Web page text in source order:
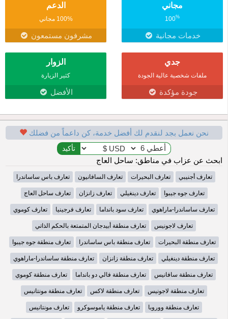
مجاني
100%
خدمات مجانية
الدعم
100% مجاني
مشرفون مستمعون
جدي
ملفات شخصية عالية الجودة
جودة مؤكدة
الزوار
كثير الزيارة
الأفضل
نحن نعمل بجد لنقدم لك أفضل خدمة، كن داعماً من فضلك
ابحث عن عزاب في مناطق: ساحل العاج
تعارف أجنيبي تعارف البحيرات تعارف السافانيون تعارف باس ساساندرا
تعارف جوه جيبوا تعارف دينغيلي تعارف زانزان تعارف ساحل العاج
تعارف ساساندرا-ماراهوي تعارف سود بانداما تعارف فرجينيا تعارف كوموي
تعارف لاجونيس تعارف منطقة أبيدجان المتمتعة بالحكم الذاتي
تعارف منطقة البحيرات تعارف منطقة باس ساساندرا تعارف منطقة جوه جيبوا
تعارف منطقة دينغيلي تعارف منطقة زانزان تعارف منطقة ساساندرا-ماراهوي
تعارف منطقة سافانيس تعارف منطقة فالي دو بانداما تعارف منطقة كوموي
تعارف منطقة لاجونيس تعارف منطقة لاكس تعارف منطقة مونتانيس
تعارف منطقة ووروبا تعارف منطقة ياموسوكرو تعارف مونتانيس